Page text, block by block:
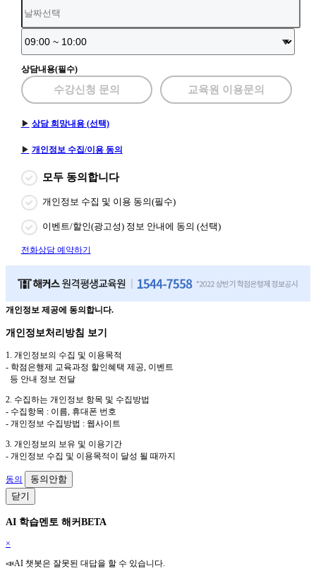
상담내용(필수)
수강신청 문의 교육원 이용문의
상담 희망내용 (선택)
개인정보 수집/이용 동의
모두 동의합니다
개인정보 수집 및 이용 동의(필수)
이벤트/할인(광고성) 정보 안내에 동의 (선택)
전화상담 예약하기
개인정보 제공에 동의합니다.
개인정보처리방침 보기
1. 개인정보의 수집 및 이용목적
- 학점은행제 교육과정 할인혜택 제공, 이벤트
등 안내 정보 전달
2. 수집하는 개인정보 항목 및 수집방법
- 수집항목 : 이름, 휴대폰 번호
- 개인정보 수집방법 : 웹사이트
3. 개인정보의 보유 및 이용기간
- 개인정보 수집 및 이용목적이 달성 될 때까지
동의
동의안함
닫기
AI 학습멘토 해커BETA
×
📣AI 챗봇은 잘못된 대답을 할 수 있습니다.